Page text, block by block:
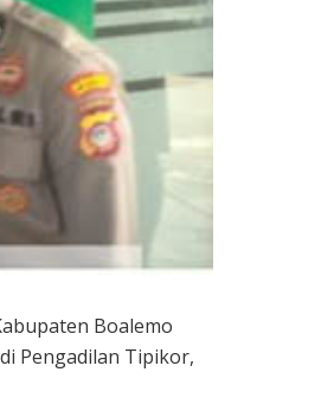
Boalemo
Pengadilan Tipikor,